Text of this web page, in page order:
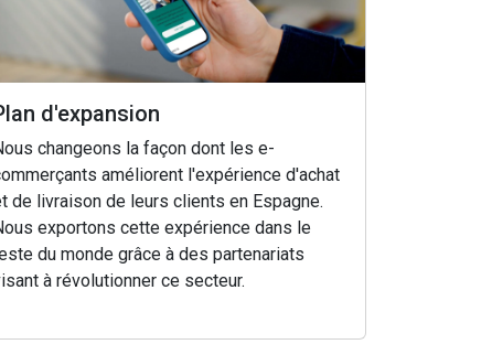
d'expansion
changeons la façon dont les e-
améliorent l'expérience d'achat
de livraison de leurs clients en Espagne.
exportons cette expérience dans le
du monde grâce à des partenariats
à révolutionner ce secteur.